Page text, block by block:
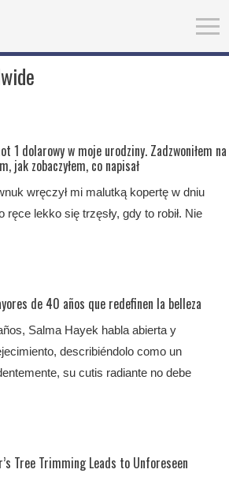
1 dolarowy w moje urodziny. Zadzwoniłem na
jak zobaczyłem, co napisał
wręczył mi malutką kopertę w dniu
ręce lekko się trzęsły, gdy to robił. Nie
de 40 años que redefinen la belleza
Salma Hayek habla abierta y
describiéndolo como un
su cutis radiante no debe
Tree Trimming Leads to Unforeseen